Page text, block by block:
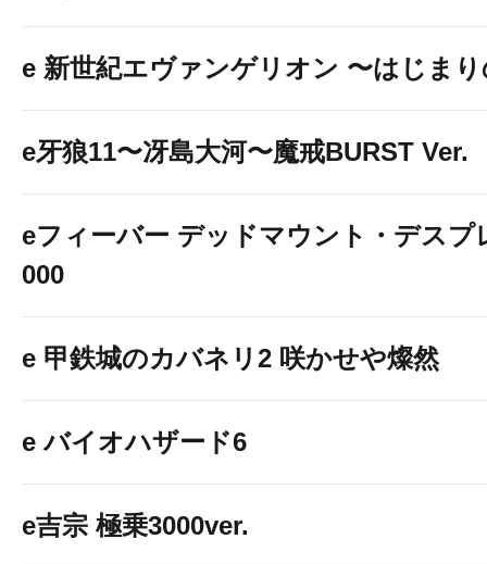
e 新世紀エヴァンゲリオン 〜はじま
e牙狼11〜冴島大河〜魔戒BURST Ver.
eフィーバー デッドマウント・デスプ
000
e 甲鉄城のカバネリ2 咲かせや燦然
e バイオハザード6
e吉宗 極乗3000ver.